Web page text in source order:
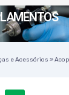
e Acessórios »